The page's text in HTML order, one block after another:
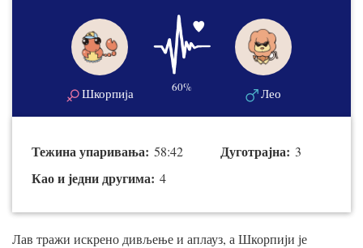
Шкорпија 60% Лео
Тежина упаривања: 58:42
Као и једни другима: 4
Дуготрајна: 3
Лав тражи искрено дивљење и аплауз, а Шкорпији је